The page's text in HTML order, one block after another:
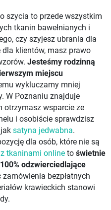
szycia to przede wszystkim
tkanin bawełnianych i
czy szyjesz ubrania dla
dla klientów, masz prawo
Jesteśmy rodzinną
miejscu
wykluczamy mniej
W Poznaniu znajduje
otrzymasz wsparcie ze
i osobiście sprawdzisz
satyna jedwabna.
dla osób, które nie są
tkaninami online to świetnie
odzwierciedlające
bezpłatnych
krawieckich stanowi